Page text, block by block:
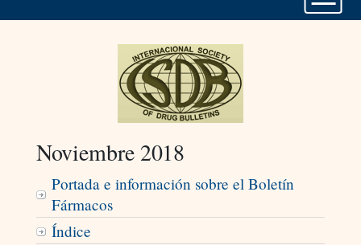
Noviembre 2018
Portada e información sobre el Boletín
Fármacos
Índice